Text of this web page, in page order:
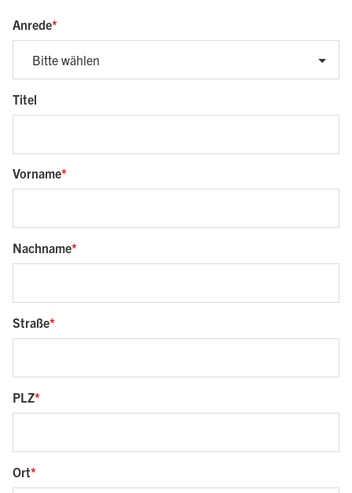
Anrede
Bitte wählen
Titel
Vorname
Nachname
Straße
PLZ
Ort